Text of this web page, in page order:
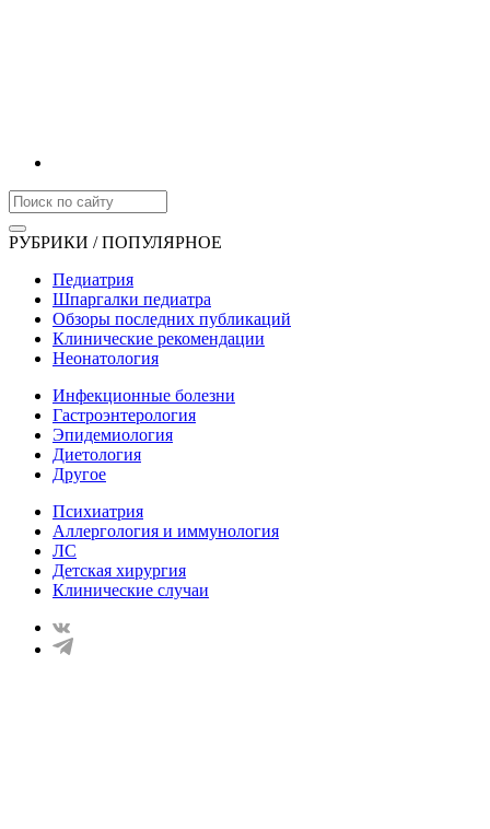
РУБРИКИ / ПОПУЛЯРНОЕ
Педиатрия
Шпаргалки педиатра
Обзоры последних публикаций
Клинические рекомендации
Неонатология
Инфекционные болезни
Гастроэнтерология
Эпидемиология
Диетология
Другое
Психиатрия
Аллергология и иммунология
ЛС
Детская хирургия
Клинические случаи